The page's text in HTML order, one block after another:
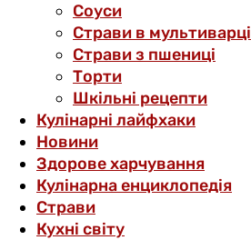
Соуси
Страви в мультиварці
Страви з пшениці
Торти
Шкільні рецепти
Кулінарні лайфхаки
Новини
Здорове харчування
Кулінарна енциклопедія
Страви
Кухні світу